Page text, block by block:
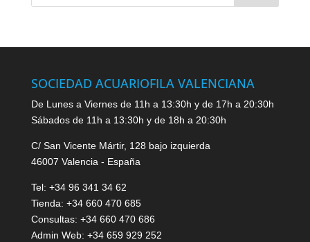
SOCIEDAD ACUARIOFILA VALENCIANA
De Lunes a Viernes de 11h a 13:30h y de 17h a 20:30h
Sábados de 11h a 13:30h y de 18h a 20:30h
C/ San Vicente Mártir, 128 bajo izquierda
46007 Valencia - España
Tel: +34 96 341 34 62
Tienda: +34 660 470 685
Consultas: +34 660 470 686
Admin Web: +34 659 929 252